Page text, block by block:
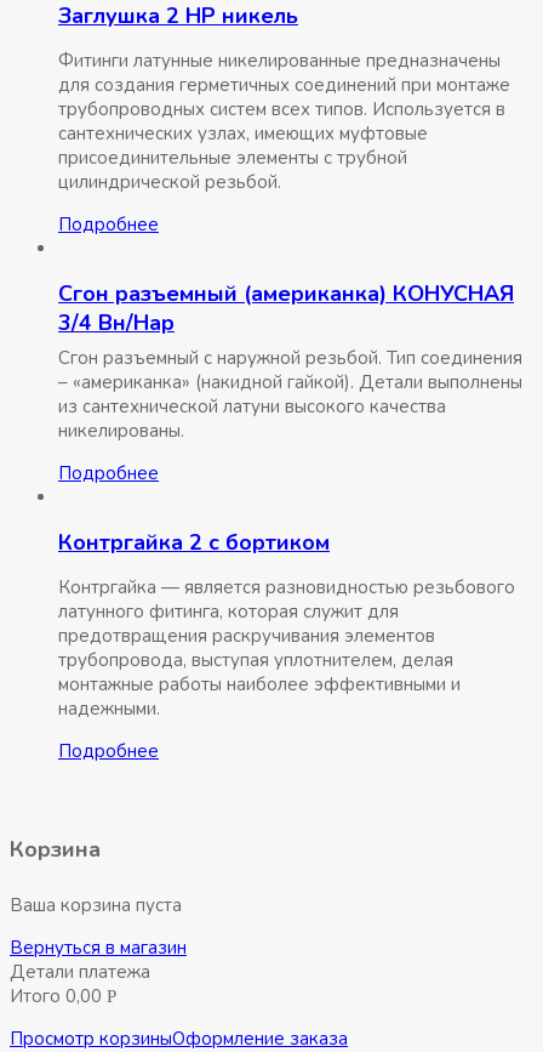
Заглушка 2 НР никель
Фитинги латунные никелированные предназначены
для создания герметичных соединений при монтаже
трубопроводных систем всех типов. Используется в
сантехнических узлах, имеющих муфтовые
присоединительные элементы с трубной
цилиндрической резьбой.
Подробнее
Сгон разъемный (американка) КОНУСНАЯ
3/4 Вн/Нар
Сгон разъемный с наружной резьбой. Тип соединения
– «американка» (накидной гайкой). Детали выполнены
из сантехнической латуни высокого качества
никелированы.
Подробнее
Контргайка 2 с бортиком
Контргайка — является разновидностью резьбового
латунного фитинга, которая служит для
предотвращения раскручивания элементов
трубопровода, выступая уплотнителем, делая
монтажные работы наиболее эффективными и
надежными.
Подробнее
Корзина
Ваша корзина пуста
Вернуться в магазин
Детали платежа
Итого 0,00 Р
Просмотр корзиныОформление заказа